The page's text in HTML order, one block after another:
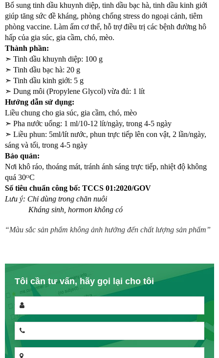
Bổ sung tinh dầu khuynh diệp, tinh dầu bạc hà, tinh dầu kinh giới
giúp tăng sức đề kháng, phòng chống stress do ngoại cảnh, tiêm
phòng vaccine. Làm ấm cơ thể, hỗ trợ điều trị các bệnh đường hô
hấp của gia súc, gia cầm, chó, mèo.
Thành phần:
➣ Tinh dầu khuynh diệp: 100 g
➣ Tinh dầu bạc hà: 20 g
➣ Tinh dầu kinh giới: 5 g
➣ Dung môi (Propylene Glycol) vừa đủ: 1 lít
Hướng dẫn sử dụng:
Liều chung cho gia súc, gia cầm, chó, mèo
➣ Pha nước uống: 1 ml/10-12 lít/ngày, trong 4-5 ngày
➣ Liều phun: 5ml/lít nước, phun trực tiếp lên con vật, 2 lần/ngày,
sáng và tối, trong 4-5 ngày
Bảo quản:
Nơi khô ráo, thoáng mát, tránh ánh sáng trực tiếp, nhiệt độ không
quá 30ᴼC
Số tiêu chuẩn công bố: TCCS 01:2020/GOV
Lưu ý: Chỉ dùng trong chăn nuôi
Kháng sinh, hormon không có
“Màu sắc sản phẩm không ảnh hưởng đến chất lượng sản phẩm”
Tôi cần tư vấn, hãy gọi lại cho tôi